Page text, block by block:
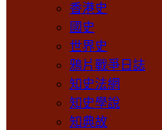
香港史
國史
世界史
鴉片戰爭日誌
知史法網
知史學說
知典故